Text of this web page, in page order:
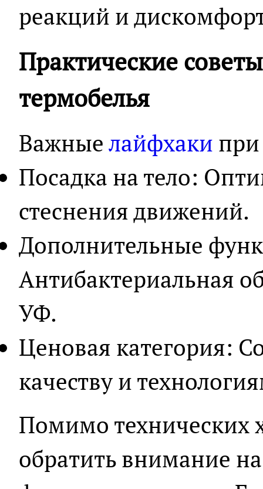
реакций и
Практические
термобелья
Важныелайфхаки
Посадка на тело:
стеснения движений.
Дополнительные
Антибактериальная
УФ.
Ценовая категория:
качеству и
Помимо технических
обратить внимание